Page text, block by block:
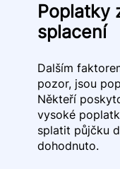
Poplatky
splacení
Dalším
pozor, jsou
Někteří
vysoké
splatit půjčku
dohodnuto.